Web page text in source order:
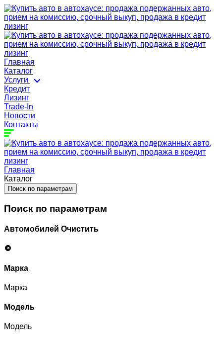
Главная
Каталог
Услуги
Кредит
Лизинг
Trade-In
Новости
Контакты
Главная
Каталог
Поиск по параметрам
Поиск по параметрам
Автомобилей Очистить
Марка
Марка
Модель
Модель